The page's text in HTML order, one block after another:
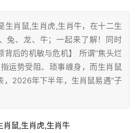
生肖鼠,生肖虎,生肖牛，在十二生
兔、龙、牛；一起来了解！同时
背后的机敏与危机】 所谓“焦头烂
运势受阻、琐事缠身，而生肖鼠
，2026年下半年，生肖鼠易遇“子
肖鼠,生肖虎,生肖牛